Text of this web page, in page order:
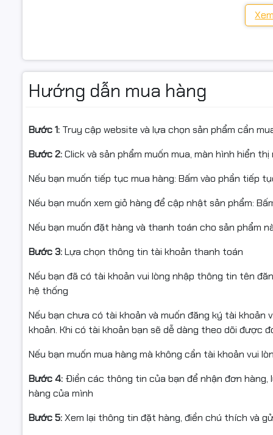
HP LaserJet Pro: P1560, P1566, P1606dn, M1536dnf,
KHI NÊN THAY HỘP MỰC
Bản in đốm đen/mờ, khung nhạt, lem máy.
Hộp mực dùng quá lâu, răng nhông mòn, kêu to.
CAM KẾT TỪ SHOP
Hàng chính hiệu – mới 100% | Đúng mô tả, đúng hình
Xuất hoá đơn VAT đầy đủ | Giao nhanh toàn quốc
⭐ ĐIỀU KIỆN ĐỔI / HOÀN HÀNG
- Bắt buộc quay video mở gói từ lúc còn nguyên băng
nếu: móp méo, vỡ, giao nhầm, thiếu hàng).
- Hỗ trợ đổi/hoàn khi: giao sai mẫu, thiếu hàng, hoặc
- Hàng gửi lại phải: còn nguyên vẹn, không bung seal,
hộp/tem/phụ kiện/hóa đơn (nếu có).
Hướng dẫn mua hàng
Bước 1: Truy cập website và lựa chọn sản phẩm cần
Bước 2:Click và sản phẩm muốn mua, màn hình hiển
Nếu bạn muốn tiếp tục mua hàng: Bấm vào phần tiếp
Nếu bạn muốn xem giỏ hàng để cập nhật sản phẩm:
Nếu bạn muốn đặt hàng và thanh toán cho sản phẩm
Bước 3:Lựa chọn thông tin tài khoản thanh toán
Nếu bạn đã có tài khoản vui lòng nhập thông tin tên
hệ thống
Nếu bạn chưa có tài khoản và muốn đăng ký tài
khoản. Khi có tài khoản bạn sẽ dễ dàng theo dõi được
Nếu bạn muốn mua hàng mà không cần tài khoản vui
Bước 4: Điền các thông tin của bạn để nhận đơn
hàng của mình
Bước 5:Xem lại thông tin đặt hàng, điền chú thích và
- Bắt
phẩm
nhận.
- Không
#CRG328